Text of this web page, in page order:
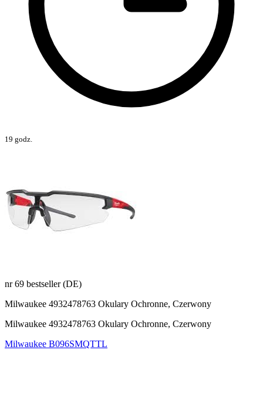
19 godz.
nr 69 bestseller (DE)
Milwaukee 4932478763 Okulary Ochronne, Czerwony
Milwaukee 4932478763 Okulary Ochronne, Czerwony
Milwaukee B096SMQTTL